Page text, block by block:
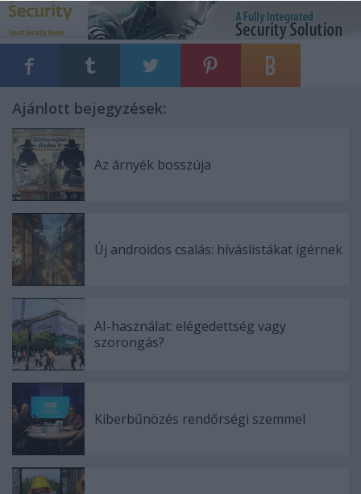
Ajánlott bejegyzések:
Az árnyék bosszúja
Új androidos csalás: híváslistákat ígérnek
AI-használat: elégedettség vagy
szorongás?
Kiberbűnözés rendőrségi szemmel